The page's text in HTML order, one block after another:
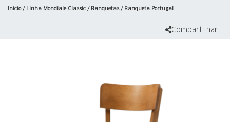
Início/ Linha Mondiale Classic / Banquetas/ Banqueta Portugal
Compartilhar